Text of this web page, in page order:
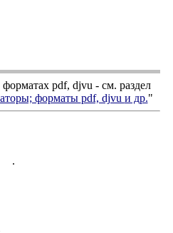
pdf, djvu - см. раздел
форматы pdf, djvu и др."
.